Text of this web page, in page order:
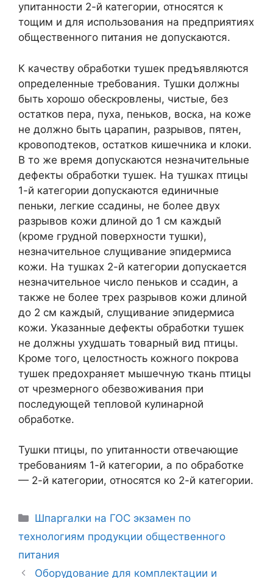
упитанности 2-й категории, относятся к
тощим и для использования на предприятиях
общественного питания не допускаются.
К качеству обработки тушек предъявляются
определенные требования. Тушки должны
быть хорошо обескровлены, чистые, без
остатков пера, пуха, пеньков, воска, на коже
не должно быть царапин, разрывов, пятен,
кровоподтеков, остатков кишечника и клоки.
В то же время допускаются незначительные
дефекты обработки тушек. На тушках птицы
1-й категории допускаются единичные
пеньки, легкие ссадины, не более двух
разрывов кожи длиной до 1 см каждый
(кроме грудной поверхности тушки),
незначительное слущивание эпидермиса
кожи. На тушках 2-й категории допускается
незначительное число пеньков и ссадин, а
также не более трех разрывов кожи длиной
до 2 см каждый, слущивание эпидермиса
кожи. Указанные дефекты обработки тушек
не должны ухудшать товарный вид птицы.
Кроме того, целостность кожного покрова
тушек предохраняет мышечную ткань птицы
от чрезмерного обезвоживания при
последующей тепловой кулинарной
обработке.
Тушки птицы, по упитанности отвечающие
требованиям 1-й категории, а по обработке
— 2-й категории, относятся ко 2-й категории.
Рубрики
Шпаргалки на ГОС экзамен по
технологиям продукции общественного
питания
Навигация
Оборудование для комплектации и